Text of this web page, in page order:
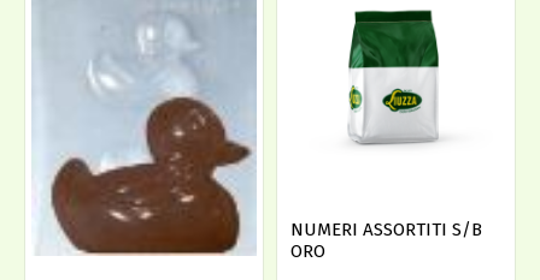
NUMERI ASSORTITI S/B
ORO